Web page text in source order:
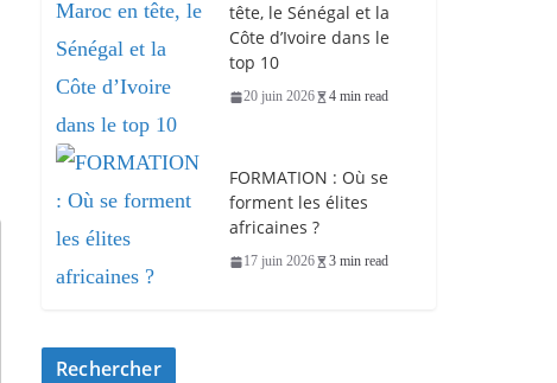
tête, le Sénégal et la
Côte d’Ivoire dans le
top 10
20 juin 2026 4 min read
FORMATION : Où se
forment les élites
africaines ?
17 juin 2026 3 min read
Rechercher